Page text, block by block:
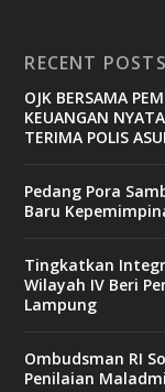
RECENT POSTS
OJK BERSAMA
KEUANGAN
TERIMA POLIS
Pedang Pora
Baru
Tingkatkan
Wilayah IV Beri
Lampung
Ombudsman RI
Penilaian